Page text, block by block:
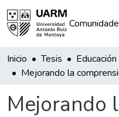
Inicio Tesis Educación
Mejorando